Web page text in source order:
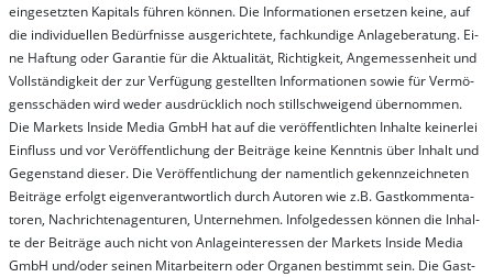
ein­ge­setz­ten Ka­pi­tals füh­ren kön­nen. Die In­for­ma­tion­en er­setz­en kei­ne, auf
die in­di­vi­du­el­len Be­dür­fnis­se aus­ge­rich­te­te, fach­kun­di­ge An­la­ge­be­ra­tung. Ei­
ne Haf­tung oder Ga­ran­tie für die Ak­tu­ali­tät, Rich­tig­keit, An­ge­mes­sen­heit und
Vol­lständ­ig­keit der zur Ver­fü­gung ge­stel­lt­en In­for­ma­tion­en so­wie für Ver­mö­
gens­schä­den wird we­der aus­drück­lich noch stil­lschwei­gend über­nom­men.
Die Mar­kets In­side Me­dia GmbH hat auf die ver­öf­fent­lich­ten In­hal­te kei­ner­lei
Ein­fluss und vor Ver­öf­fent­lich­ung der Bei­trä­ge kei­ne Ken­nt­nis über In­halt und
Ge­gen­stand die­ser. Die Ver­öf­fent­lich­ung der na­ment­lich ge­kenn­zeich­net­en
Bei­trä­ge er­folgt ei­gen­ver­ant­wort­lich durch Au­tor­en wie z.B. Gast­kom­men­ta­
tor­en, Nach­richt­en­ag­en­tur­en, Un­ter­neh­men. In­fol­ge­des­sen kön­nen die In­hal­
te der Bei­trä­ge auch nicht von An­la­ge­in­te­res­sen der Mar­kets In­side Me­dia
GmbH und/oder sei­nen Mit­ar­bei­tern oder Or­ga­nen be­stim­mt sein. Die Gast­